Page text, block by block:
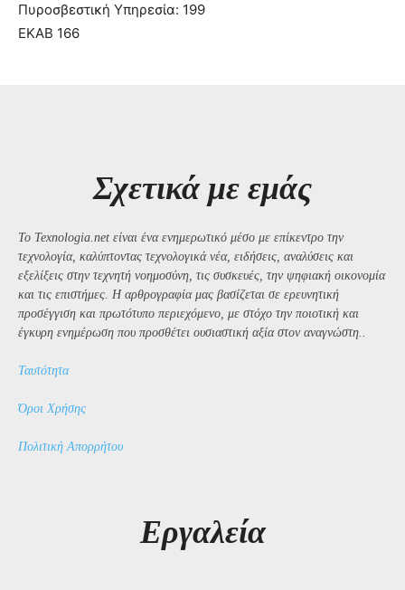
Πυροσβεστική Υπηρεσία: 199
ΕΚΑΒ 166
Σχετικά με εμάς
Το Texnologia.net είναι ένα ενημερωτικό μέσο με επίκεντρο την
τεχνολογία, καλύπτοντας τεχνολογικά νέα, ειδήσεις, αναλύσεις και
εξελίξεις στην τεχνητή νοημοσύνη, τις συσκευές, την ψηφιακή οικονομία
και τις επιστήμες. Η αρθρογραφία μας βασίζεται σε ερευνητική
προσέγγιση και πρωτότυπο περιεχόμενο, με στόχο την ποιοτική και
έγκυρη ενημέρωση που προσθέτει ουσιαστική αξία στον αναγνώστη..
Ταυτότητα
Όροι Χρήσης
Πολιτική Απορρήτου
Εργαλεία